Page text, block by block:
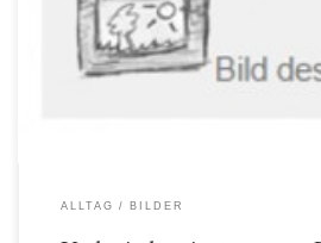
Es lohnt sich, ein Blick in die Rubrik „Bild(er)
ALLTAG BILDER